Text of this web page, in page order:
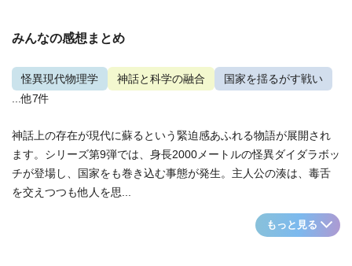
みんなの感想まとめ
怪異現代物理学 神話と科学の融合
国家を揺るがす戦い
...他7件
神話上の存在が現代に蘇るという緊迫感あふれる物語が展開され
ます。シリーズ第9弾では、身長2000メートルの怪異ダイダラボッ
チが登場し、国家をも巻き込む事態が発生。主人公の湊は、毒舌
を交えつつも他人を思...
もっと見る